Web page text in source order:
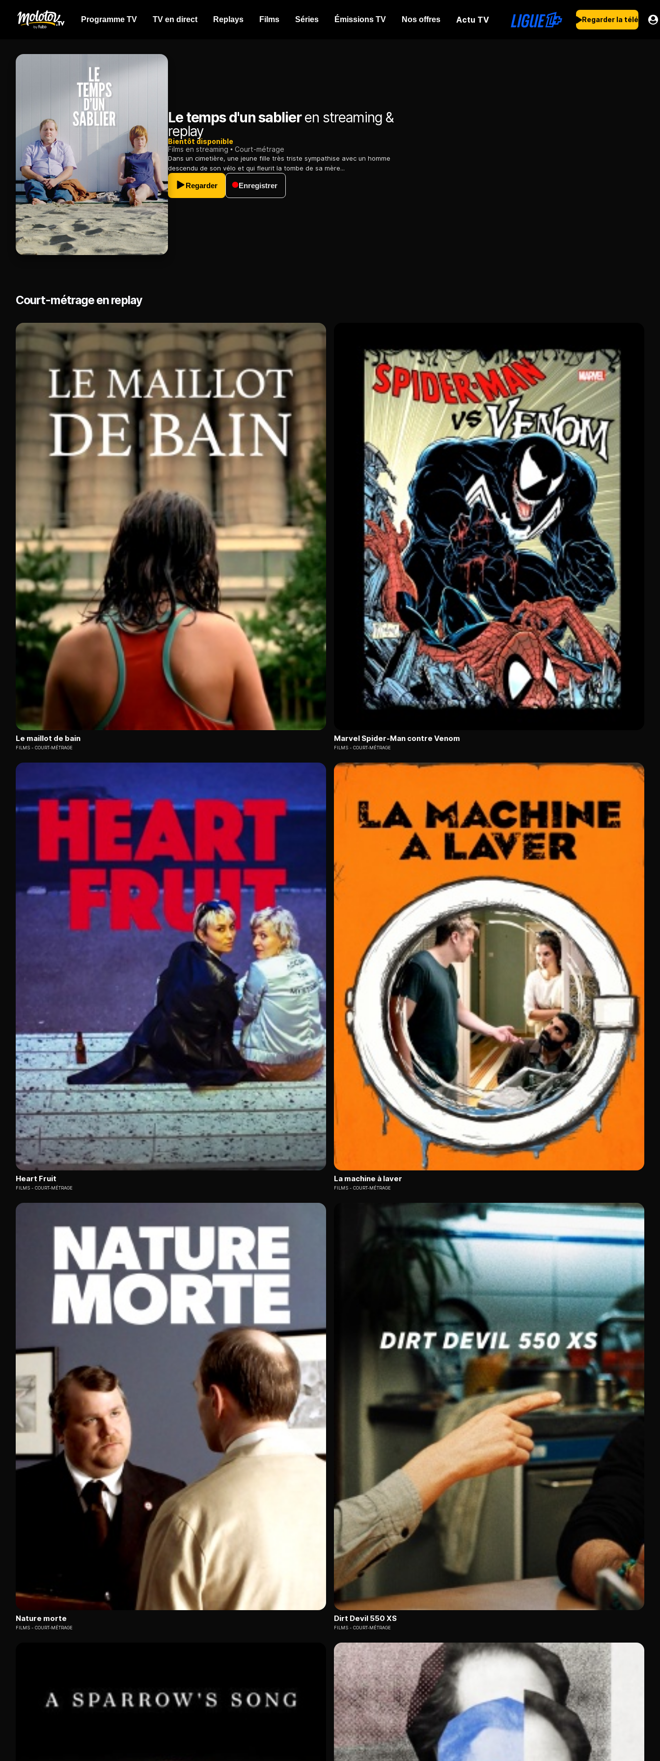
Programme TV TV en direct Replays Films Séries Émissions TV Nos offres Actu TV Regarder la télé
Le temps d'un sablieren streaming &
replay
Bientôt disponible
Films en streaming
Court-métrage
Dans un cimetière, une jeune fille très triste sympathise avec un homme
descendu de son vélo et qui fleurit la tombe de sa mère...
Regarder Enregistrer
Court-métrage en replay
Le maillot de bain
FILMS COURT-MÉTRAGE
Marvel Spider-Man contre Venom
FILMS COURT-MÉTRAGE
Heart Fruit
FILMS COURT-MÉTRAGE
La machine à laver
FILMS COURT-MÉTRAGE
Nature morte
FILMS COURT-MÉTRAGE
Dirt Devil 550 XS
FILMS COURT-MÉTRAGE